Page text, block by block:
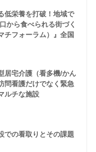
低栄養を打破！地域で
から食べられる街づく
チフォーラム）』全国
居宅介護（看多機/かん
問看護だけでなく緊急
ルチな施設
での看取りとその課題